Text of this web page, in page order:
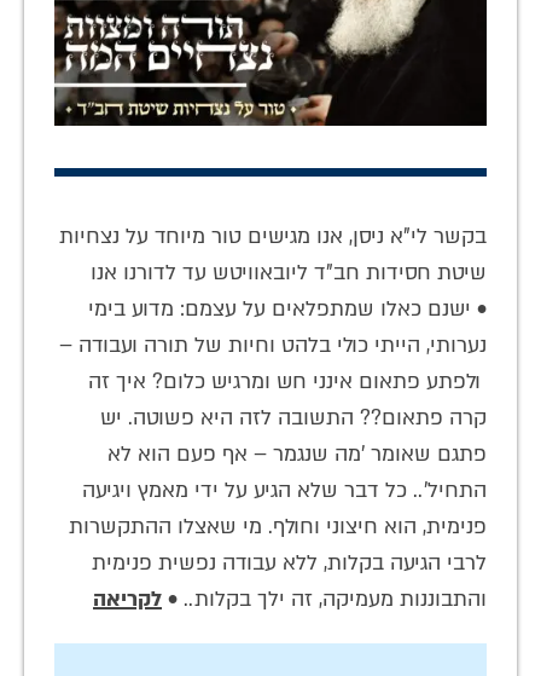
בקשר לי"א ניסן, אנו מגישים טור מיוחד על נצחיות
שיטת חסידות חב"ד ליובאוויטש עד לדורנו אנו
• ישנם כאלו שמתפלאים על עצמם: מדוע בימי
נערותי, הייתי כולי בלהט וחיות של תורה ועבודה –
ולפתע פתאום אינני חש ומרגיש כלום? איך זה
קרה פתאום?? התשובה לזה היא פשוטה. יש
פתגם שאומר 'מה שנגמר – אף פעם הוא לא
התחיל'.. כל דבר שלא הגיע על ידי מאמץ ויגיעה
פנימית, הוא חיצוני וחולף. מי שאצלו ההתקשרות
לרבי הגיעה בקלות, ללא עבודה נפשית פנימית
והתבוננות מעמיקה, זה ילך בקלות.. • לקריאה